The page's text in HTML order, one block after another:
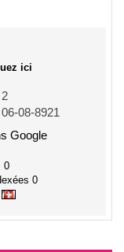
ici
2
06-08-8921
Google
0
0